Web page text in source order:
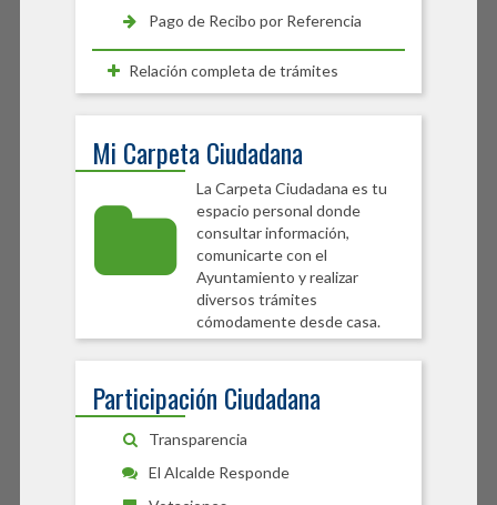
Pago de Recibo por Referencia
Relación completa de trámites
Mi Carpeta Ciudadana
La Carpeta Ciudadana es tu
espacio personal donde
consultar información,
comunicarte con el
Ayuntamiento y realizar
diversos trámites
cómodamente desde casa.
Participación Ciudadana
Transparencia
El Alcalde Responde